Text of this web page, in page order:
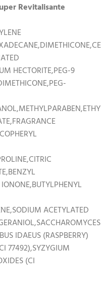
Revitalisante
HECTORITE,PEG-9
ACETYLATED
IDAEUS (RASPBERRY)
77492),SYZYGIUM
(CI